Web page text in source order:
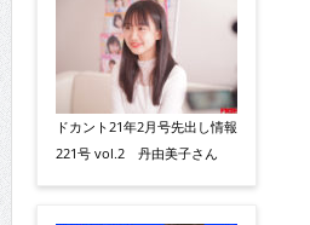
ドカント21年2月号先出し情報
221号 vol.2 丹由美子さん